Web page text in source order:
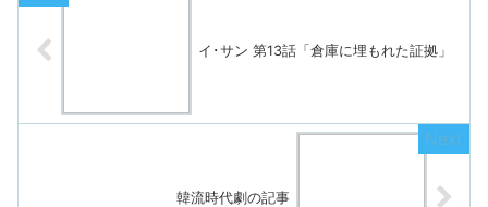
イ･サン 第13話「倉庫に埋もれた証拠」
韓流時代劇の記事